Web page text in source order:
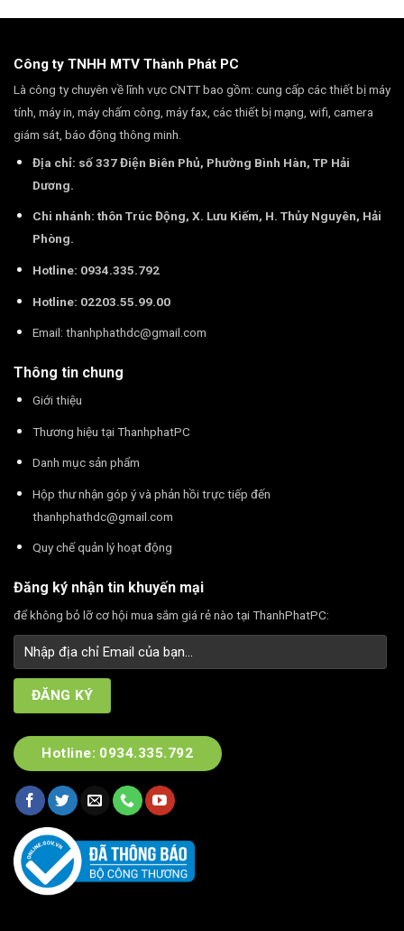
Công ty TNHH MTV Thành Phát PC
Là công ty chuyên về lĩnh vực CNTT bao gồm: cung cấp các thiết bị máy
tính, máy in, máy chấm công, máy fax, các thiết bị mạng, wifi, camera
giám sát, báo động thông minh.
Địa chỉ: số 337 Điện Biên Phủ, Phường Bình Hàn, TP Hải
Dương.
Chi nhánh: thôn Trúc Động, X. Lưu Kiếm, H. Thủy Nguyên, Hải
Phòng.
Hotline: 0934.335.792
Hotline: 02203.55.99.00
Email: thanhphathdc@gmail.com
Thông tin chung
Giới thiệu
Thương hiệu tại ThanhphatPC
Danh mục sản phẩm
Hộp thư nhận góp ý và phản hồi trực tiếp đến
thanhphathdc@gmail.com
Quy chế quản lý hoạt động
Đăng ký nhận tin khuyến mại
để không bỏ lỡ cơ hội mua sắm giá rẻ nào tại ThanhPhatPC:
Hotline: 0934.335.792